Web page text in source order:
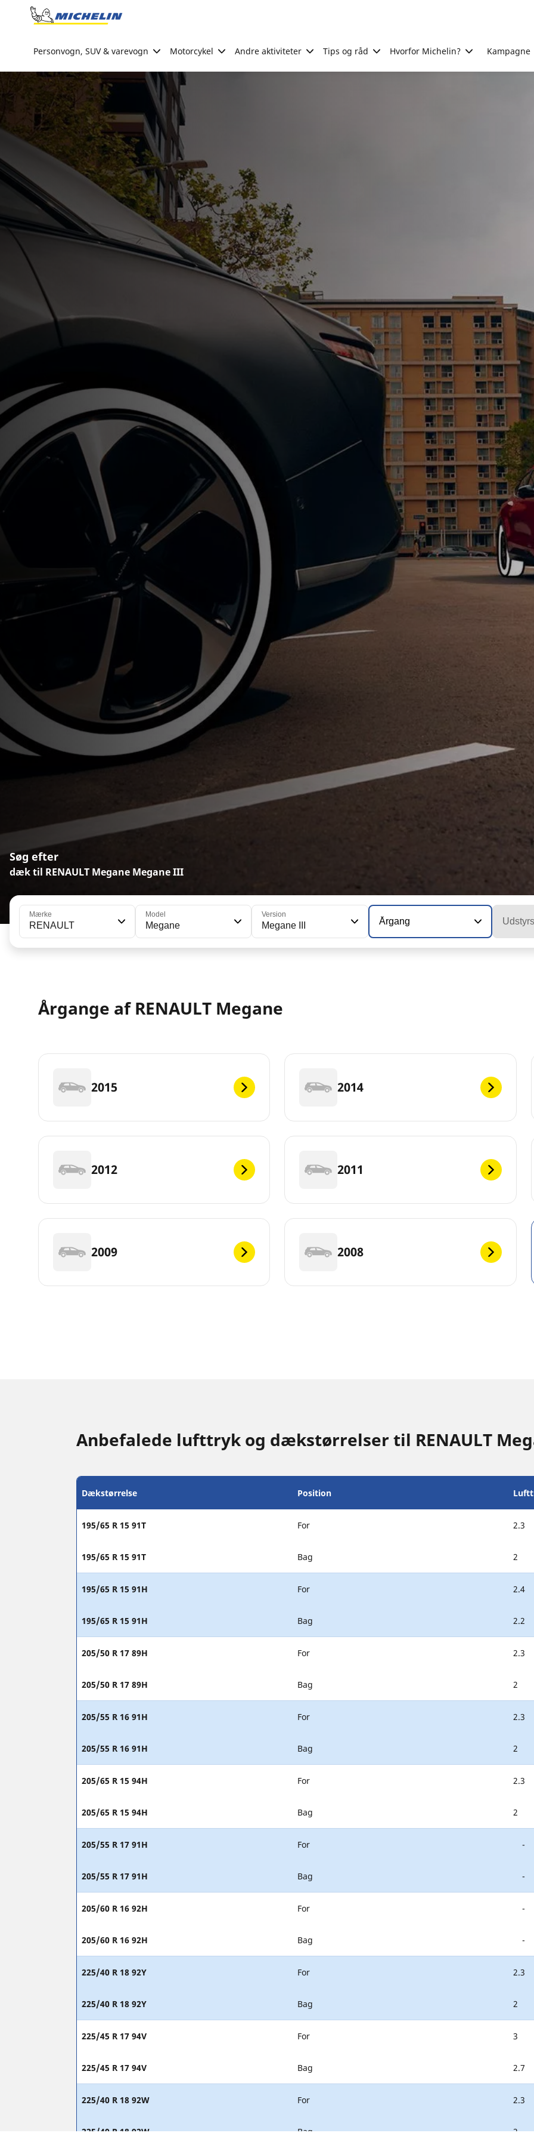
Go to page content
Personvogn, SUV & varevogn Motorcykel Andre aktiviteter Tips og råd Hvorfor Michelin? Kampagne
Søg efter
dæk til RENAULT Megane Megane III
Mærke
RENAULT
Model
Megane
Version
Megane III Årgang
Årgange af RENAULT Megane
2015 2014
2012 2011
2009 2008
Anbefalede lufttryk og dækstørrelser til RENAULT
Dækstørrelse Position
195/65 R 15 91T For 2.3
195/65 R 15 91T Bag 2
195/65 R 15 91H For 2.4
195/65 R 15 91H Bag 2.2
205/50 R 17 89H For 2.3
205/50 R 17 89H Bag 2
205/55 R 16 91H For 2.3
205/55 R 16 91H Bag 2
205/65 R 15 94H For 2.3
205/65 R 15 94H Bag 2
205/55 R 17 91H For -
205/55 R 17 91H Bag -
205/60 R 16 92H For -
205/60 R 16 92H Bag -
225/40 R 18 92Y For 2.3
225/40 R 18 92Y Bag 2
225/45 R 17 94V For 3
225/45 R 17 94V Bag 2.7
225/40 R 18 92W For 2.3
225/40 R 18 92W Bag 2